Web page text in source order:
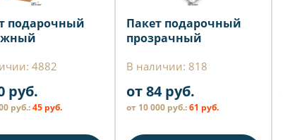
подарочный
4882
руб.
руб.:45 руб.
Пакет подарочный
прозрачный
В наличии: 818
от 84 руб.
от 10 000 руб.:61 руб.